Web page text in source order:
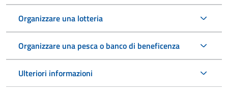
Organizzare una lotteria
Organizzare una pesca o banco di beneficenza
Ulteriori informazioni